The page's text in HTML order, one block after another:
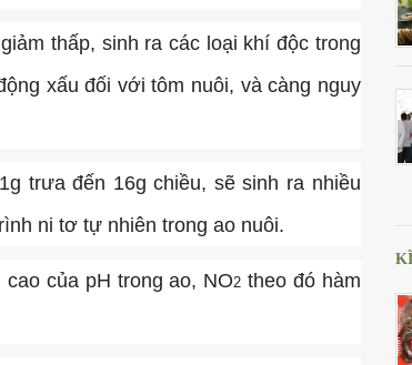
thấp, sinh ra các loại khí độc trong
xấu đối với tôm nuôi, và càng nguy
trưa đến 16g chiều, sẽ sinh ra nhiều
ni tơ tự nhiên trong ao nuôi.
của pH trong ao, NO2 theo đó hàm